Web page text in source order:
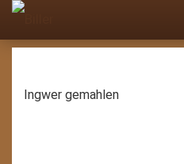
Ingwer gemahlen